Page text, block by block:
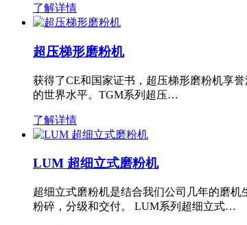
了解详情
超压梯形磨粉机
获得了CE和国家证书，超压梯形磨粉机享
的世界水平。TGM系列超压…
了解详情
LUM 超细立式磨粉机
超细立式磨粉机是结合我们公司几年的磨
粉碎，分级和交付。 LUM系列超细立式…